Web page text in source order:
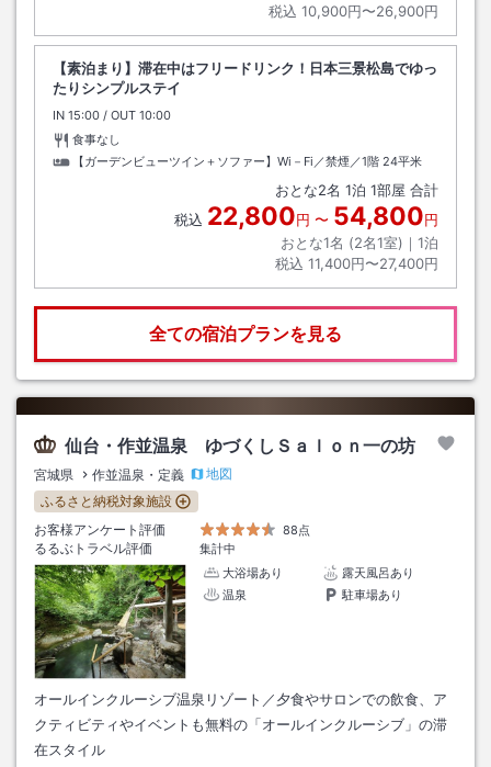
税込 10,900円〜26,900円
【素泊まり】滞在中はフリードリンク！日本三景松島でゆっ
たりシンプルステイ
IN チェックイン
15:00 / OUT チェックアウト
10:00
食事なし
【ガーデンビューツイン＋ソファー】Wi－Fi／禁煙／1階 24平米
おとな2名 1泊 1部屋 合計
税込 22,800円 〜 54,800円
おとな1名 (2名1室)｜ 1泊
税込 11,400円〜27,400円
全ての宿泊プランを見る
仙台・作並温泉 ゆづくしＳａｌｏｎ一の坊
宮城県 作並温泉・定義
地図
ふるさと納税対象施設
お客様アンケート評価
88点
るるぶトラベル評価
集計中
大浴場あり
露天風呂あり
温泉
駐車場あり
オールインクルーシブ温泉リゾート／夕食やサロンでの飲食、ア
クティビティやイベントも無料の「オールインクルーシブ」の滞
在スタイル